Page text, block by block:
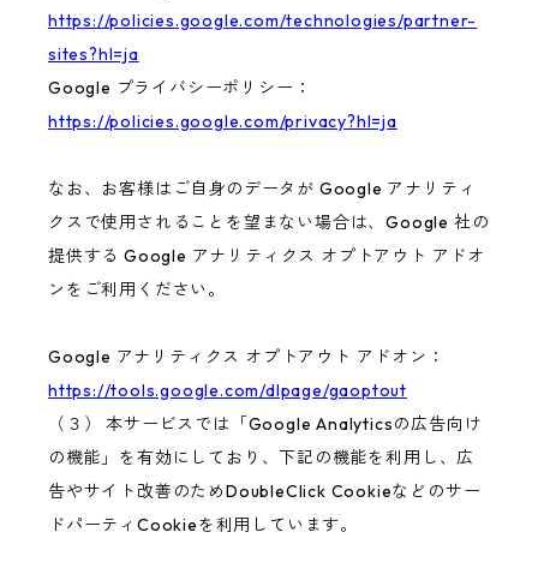
https://policies.google.com/technologies/partner-
sites?hl=ja
Google プライバシーポリシー：
https://policies.google.com/privacy?hl=ja
なお、お客様はご自身のデータが Google アナリティ
クスで使用されることを望まない場合は、Google 社の
提供する Google アナリティクス オプトアウト アドオ
ンをご利用ください。
Google アナリティクス オプトアウト アドオン：
https://tools.google.com/dlpage/gaoptout
（３） 本サービスでは「Google Analyticsの広告向け
の機能」を有効にしており、下記の機能を利用し、広
告やサイト改善のためDoubleClick Cookieなどのサー
ドパーティCookieを利用しています。